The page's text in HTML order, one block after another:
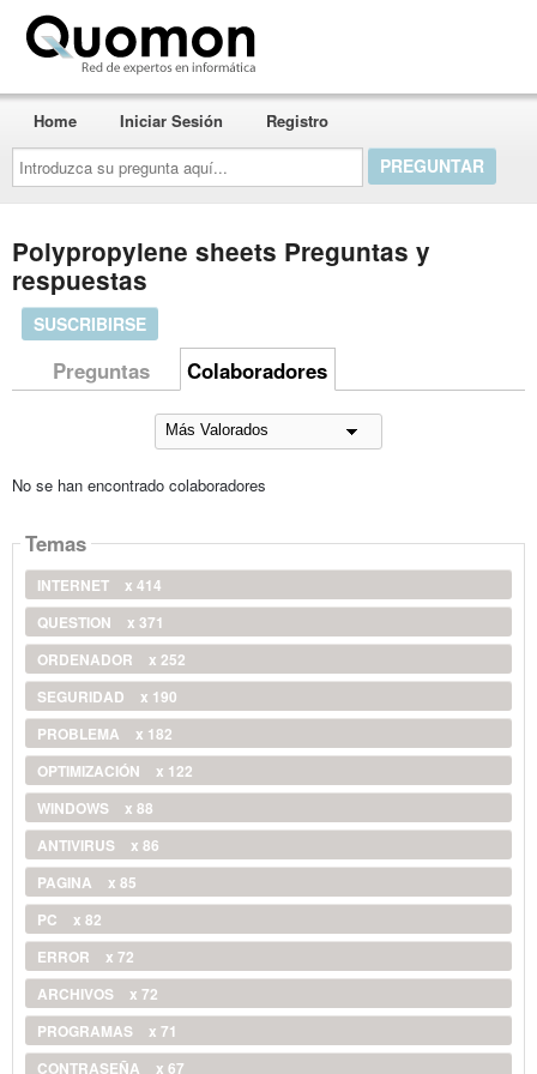
Introduzca
su
pregunta
aquí...
Home Iniciar Sesión Registro
Polypropylene sheets Preguntas y
respuestas
SUSCRIBIRSE
Preguntas Colaboradores
No se han encontrado colaboradores
Temas
INTERNET
x 414
QUESTION
x 371
ORDENADOR
x 252
SEGURIDAD
x 190
PROBLEMA
x 182
OPTIMIZACIÓN
x 122
WINDOWS
x 88
ANTIVIRUS
x 86
PAGINA
x 85
PC
x 82
ERROR
x 72
ARCHIVOS
x 72
PROGRAMAS
x 71
CONTRASEÑA
x 67